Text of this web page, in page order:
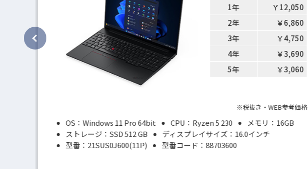
1年
￥12,050
2年
￥6,860
3年
￥4,750
4年
￥3,690
5年
￥3,060
※税抜き・WEB参考価格
OS：Windows 11 Pro 64bit CPU：Ryzen 5 230
メモリ：16GB
ストレージ：SSD 512 GB
ディスプレイサイズ：16.0インチ
型番：21SUS0J600(11P)
型番コード：88703600